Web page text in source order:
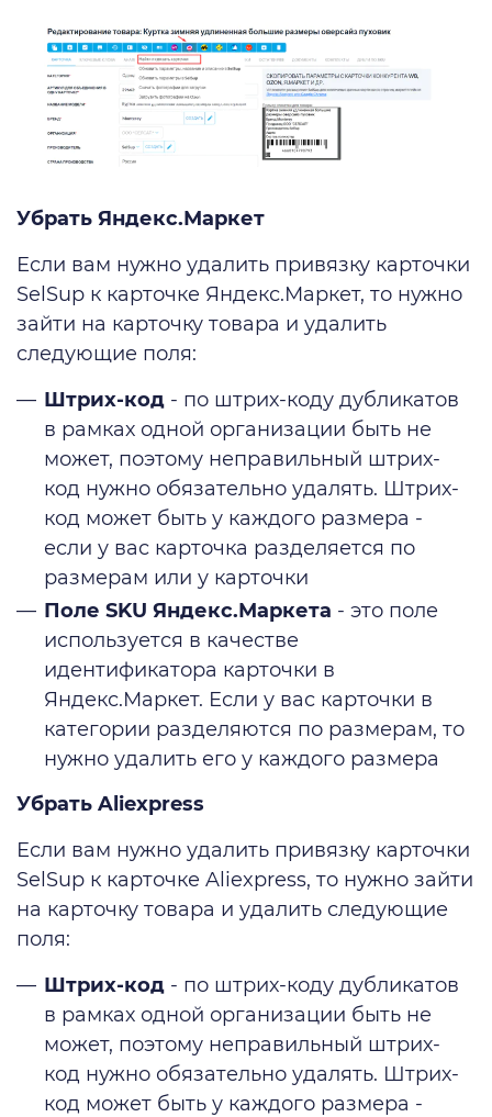
Убрать Яндекс.Маркет
Если вам нужно удалить привязку карточки
SelSup к карточке Яндекс.Маркет, то нужно
зайти на карточку товара и удалить
следующие поля:
Штрих-код - по штрих-коду дубликатов
в рамках одной организации быть не
может, поэтому неправильный штрих-
код нужно обязательно удалять. Штрих-
код может быть у каждого размера -
если у вас карточка разделяется по
размерам или у карточки
Поле SKU Яндекс.Маркета - это поле
используется в качестве
идентификатора карточки в
Яндекс.Маркет. Если у вас карточки в
категории разделяются по размерам, то
нужно удалить его у каждого размера
Убрать Aliexpress
Если вам нужно удалить привязку карточки
SelSup к карточке Aliexpress, то нужно зайти
на карточку товара и удалить следующие
поля:
Штрих-код - по штрих-коду дубликатов
в рамках одной организации быть не
может, поэтому неправильный штрих-
код нужно обязательно удалять. Штрих-
код может быть у каждого размера -